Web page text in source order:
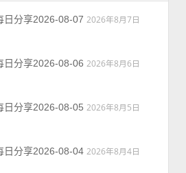
日分享2026-08-07 2026年8月7日
日分享2026-08-06 2026年8月6日
日分享2026-08-05 2026年8月5日
日分享2026-08-04 2026年8月4日